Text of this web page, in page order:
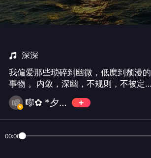
深深
我偏爱那些琐碎到幽微，低糜到颓漫的
事物 。内敛，深幽，不规则，不被定
义，无法复制 。作为光的着陆点，如同
时间的树洞，暗淡而隐秘 ，寂静而温
柔。
🎼✿ *夕颜🌙
00:00